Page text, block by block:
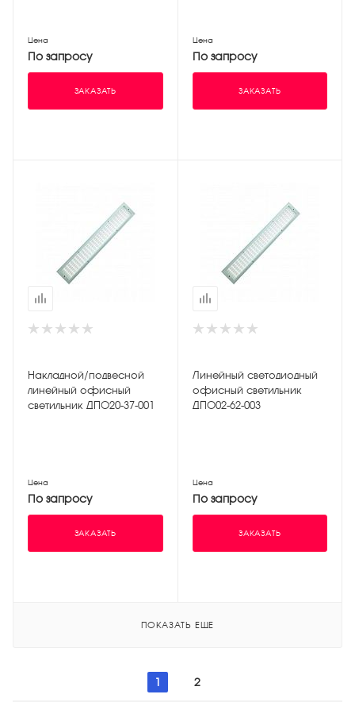
Цена
По запросу
ЗАКАЗАТЬ
Цена
По запросу
ЗАКАЗАТЬ
Накладной/подвесной
линейный офисный
светильник ДПО20-37-001
Цена
По запросу
ЗАКАЗАТЬ
Линейный светодиодный
офисный светильник
ДПО02-62-003
Цена
По запросу
ЗАКАЗАТЬ
ПОКАЗАТЬ ЕЩЕ
1 2